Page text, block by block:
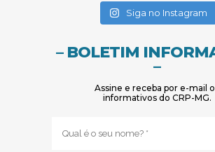
Siga no Instagram
– BOLETIM
–
Assine e receba por e-mail
informativos do CRP-MG.